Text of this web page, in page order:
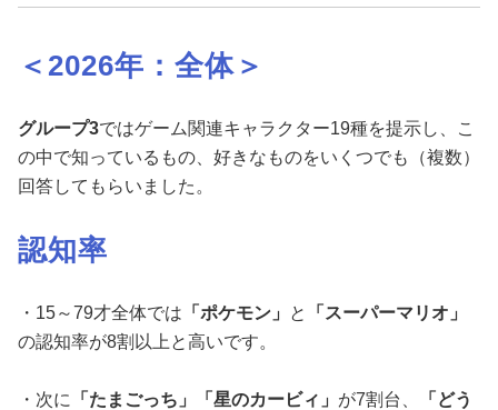
＜2026年：全体 ＞
グループ3ではゲーム関連キャラクター19種を提示し、こ
の中で知っているもの、好きなものをいくつでも（複数）
回答してもらいました。
認知率
・15～79才全体では 「ポケモン」 と
「スーパーマリオ」
の認知率が8割以上と高いです。
・次に 「たまごっち」「星のカービィ」 が7割台、
「どう